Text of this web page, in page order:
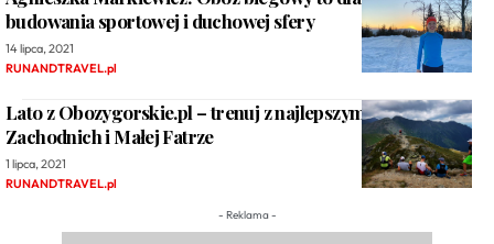
budowania sportowej i duchowej sfery
14 lipca, 2021
RUNANDTRAVEL.pl
Lato z Obozygorskie.pl – trenuj z najlepszymi w Tatrach
Zachodnich i Małej Fatrze
1 lipca, 2021
RUNANDTRAVEL.pl
- Reklama -